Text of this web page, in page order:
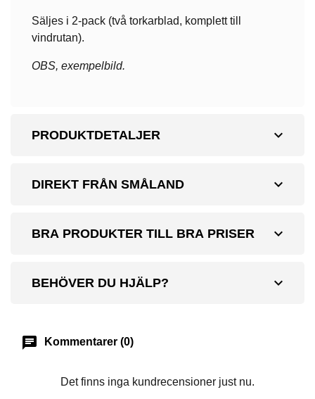
Säljes i 2-pack (två torkarblad, komplett till
vindrutan).
OBS, exempelbild.
expand_more
PRODUKTDETALJER
expand_more
DIREKT FRÅN SMÅLAND
expand_more
BRA PRODUKTER TILL BRA PRISER
expand_more
BEHÖVER DU HJÄLP?
chat Kommentarer (0)
Det finns inga kundrecensioner just nu.